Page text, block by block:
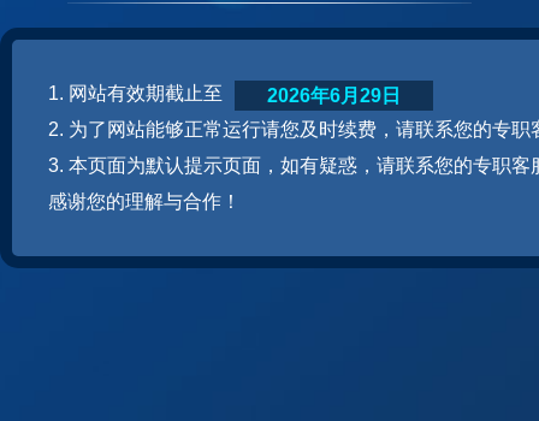
1. 网站有效期截止至
2. 为了网站能够正常运行请您及时续费，请联系您的专职
3. 本页面为默认提示页面，如有疑惑，请联系您的专职客
感谢您的理解与合作！
2026年6月29日